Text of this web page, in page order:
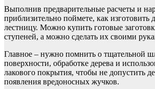
Выполнив предварительные расчеты и
приблизительно поймете, как изготовить
лестницу. Можно купить готовые
ступеней, а можно сделать их своими
Главное – нужно помнить о тщательной
поверхности, обработке дерева и
лакового покрытия, чтобы не допустить
появления вредоносных жучков.